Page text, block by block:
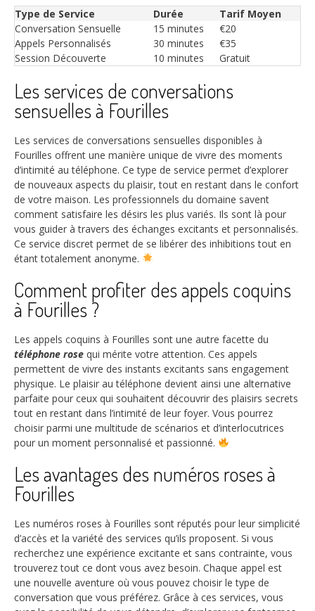
Type de Service Durée
Tarif Moyen
Conversation Sensuelle
15 minutes
€20
Appels Personnalisés
30 minutes
€35
Session Découverte
10 minutes Gratuit
Les services de conversations
sensuelles à Fourilles
Les services de conversations sensuelles disponibles à
Fourilles offrent une manière unique de vivre des moments
d’intimité au téléphone. Ce type de service permet d’explorer
de nouveaux aspects du plaisir, tout en restant dans le confort
de votre maison. Les professionnels du domaine savent
comment satisfaire les désirs les plus variés. Ils sont là pour
vous guider à travers des échanges excitants et personnalisés.
Ce service discret permet de se libérer des inhibitions tout en
étant totalement anonyme.
Comment profiter des appels coquins
à Fourilles ?
Les appels coquins à Fourilles sont une autre facette du
téléphone rose qui mérite votre attention. Ces appels
permettent de vivre des instants excitants sans engagement
physique. Le plaisir au téléphone devient ainsi une alternative
parfaite pour ceux qui souhaitent découvrir des plaisirs secrets
tout en restant dans l’intimité de leur foyer. Vous pourrez
choisir parmi une multitude de scénarios et d’interlocutrices
pour un moment personnalisé et passionné.
Les avantages des numéros roses à
Fourilles
Les numéros roses à Fourilles sont réputés pour leur simplicité
d’accès et la variété des services qu’ils proposent. Si vous
recherchez une expérience excitante et sans contrainte, vous
trouverez tout ce dont vous avez besoin. Chaque appel est
une nouvelle aventure où vous pouvez choisir le type de
conversation que vous préférez. Grâce à ces services, vous